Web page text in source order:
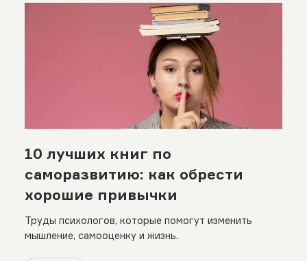
10 лучших книг по
саморазвитию: как обрести
хорошие привычки
Труды психологов, которые помогут изменить
мышление, самооценку и жизнь.